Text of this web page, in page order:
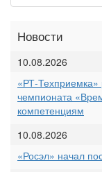
Новости
10.08.2026
«РТ-Техприемка»
чемпионата
компетенциям
10.08.2026
«Росэл» начал